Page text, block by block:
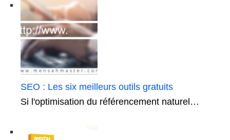
SEO : Les six meilleurs outils gratuits
Si l'optimisation du référencement naturel…